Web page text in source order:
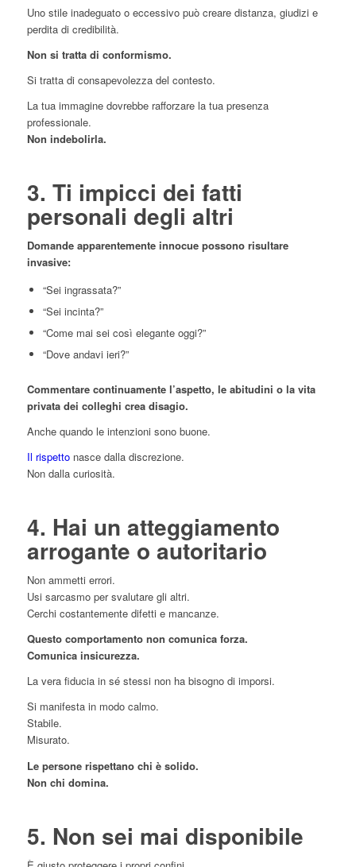
Uno stile inadeguato o eccessivo può creare distanza, giudizi e
perdita di credibilità.
Non si tratta di conformismo.
Si tratta di consapevolezza del contesto.
La tua immagine dovrebbe rafforzare la tua presenza
professionale.
Non indebolirla.
3. Ti impicci dei fatti
personali degli altri
Domande apparentemente innocue possono risultare
invasive:
“Sei ingrassata?”
“Sei incinta?”
“Come mai sei così elegante oggi?”
“Dove andavi ieri?”
Commentare continuamente l’aspetto, le abitudini o la vita
privata dei colleghi crea disagio.
Anche quando le intenzioni sono buone.
Il rispettonasce dalla discrezione.
Non dalla curiosità.
4. Hai un atteggiamento
arrogante o autoritario
Non ammetti errori.
Usi sarcasmo per svalutare gli altri.
Cerchi costantemente difetti e mancanze.
Questo comportamento non comunica forza.
Comunica insicurezza.
La vera fiducia in sé stessi non ha bisogno di imporsi.
Si manifesta in modo calmo.
Stabile.
Misurato.
Le persone rispettano chi è solido.
Non chi domina.
5. Non sei mai disponibile